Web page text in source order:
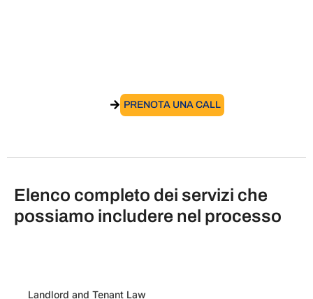
PRENOTA UNA CALL
Elenco completo dei servizi che
possiamo includere nel processo
Landlord and Tenant Law